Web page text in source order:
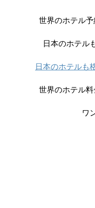
世界のホテル予
日本のホテル
日本のホテルも
世界のホテル料
ワ